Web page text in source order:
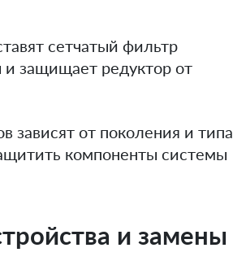
сетчатый фильтр
защищает редуктор от
зависят от поколения и типа
компоненты системы
и замены